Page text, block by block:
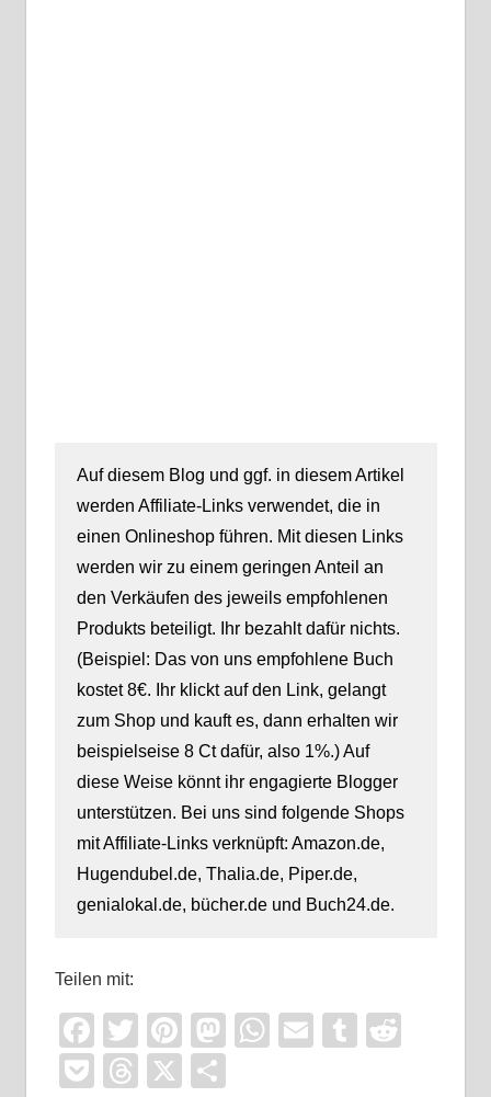
Auf diesem Blog und ggf. in diesem Artikel
werden Affiliate-Links verwendet, die in
einen Onlineshop führen. Mit diesen Links
werden wir zu einem geringen Anteil an
den Verkäufen des jeweils empfohlenen
Produkts beteiligt. Ihr bezahlt dafür nichts.
(Beispiel: Das von uns empfohlene Buch
kostet 8€. Ihr klickt auf den Link, gelangt
zum Shop und kauft es, dann erhalten wir
beispielseise 8 Ct dafür, also 1%.) Auf
diese Weise könnt ihr engagierte Blogger
unterstützen. Bei uns sind folgende Shops
mit Affiliate-Links verknüpft: Amazon.de,
Hugendubel.de, Thalia.de, Piper.de,
genialokal.de, bücher.de und Buch24.de.
Teilen mit:
Facebook
TwitterPinterest
Mastodon
WhatsApp
EmailTumblr
PocketThreads
X